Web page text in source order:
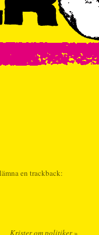
en trackback:
Krister om politiker»